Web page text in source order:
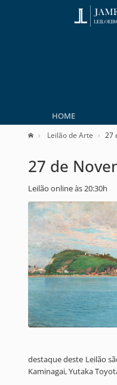
HOME
Leilão de Arte 27
27 de
Leilão online às 20:30h
destaque deste Leilão
Kaminagai, Yutaka